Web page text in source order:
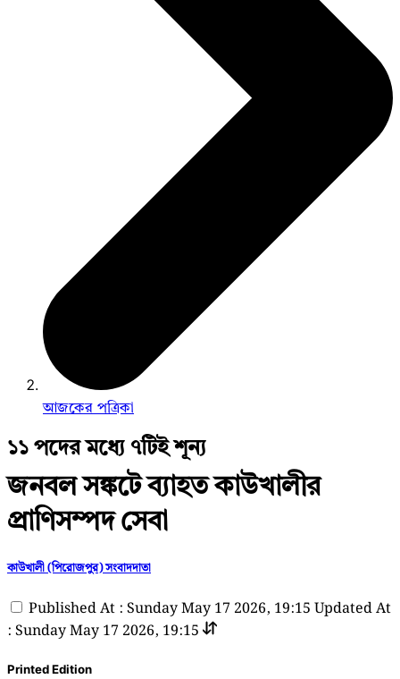
আজকের পত্রিকা
১১ পদের মধ্যে ৭টিই শূন্য
জনবল সঙ্কটে ব্যাহত কাউখালীর
প্রাণিসম্পদ সেবা
কাউখালী (পিরোজপুর) সংবাদদাতা
Published At : Sunday May 17 2026, 19:15 Updated At
: Sunday May 17 2026, 19:15
Printed Edition